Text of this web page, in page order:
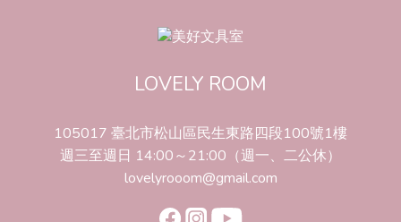
LOVELY ROOM
105017 臺北市松山區民生東路四段100號1樓
週三至週日 14:00～21:00（週一、二公休）
lovelyrooom@gmail.com